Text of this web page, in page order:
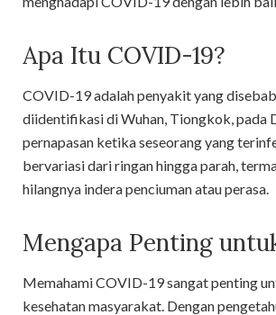
Apa Itu COVID-19?
COVID-19 adalah penyakit yang
diidentifikasi di Wuhan, Tiongkok, pada
pernapasan ketika seseorang yang
bervariasi dari ringan hingga parah,
hilangnya indera penciuman atau perasa.
Mengapa Penting
Memahami COVID-19 sangat penting
kesehatan masyarakat. Dengan